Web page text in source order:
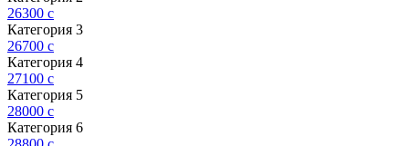
26300 c
Категория 3
26700 c
Категория 4
27100 c
Категория 5
28000 c
Категория 6